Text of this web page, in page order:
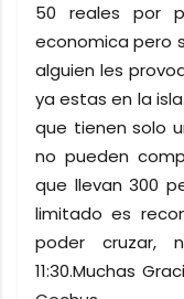
50 reales por
economica pero
alguien les
ya estas en la
que tienen solo
no pueden
que llevan 300
limitado es
poder cruzar,
11:30.Muchas